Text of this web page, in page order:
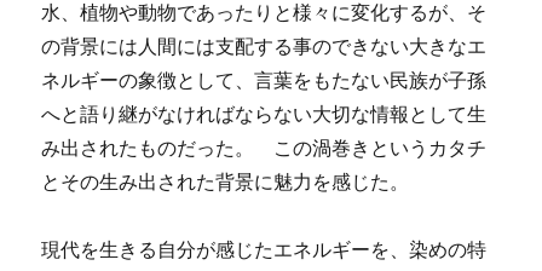
水、植物や動物であったりと様々に変化するが、そ
の背景には人間には支配する事のできない大きなエ
ネルギーの象徴として、言葉をもたない民族が子孫
へと語り継がなければならない大切な情報として生
み出されたものだった。 この渦巻きというカタチ
とその生み出された背景に魅力を感じた。
現代を生きる自分が感じたエネルギーを、染めの特